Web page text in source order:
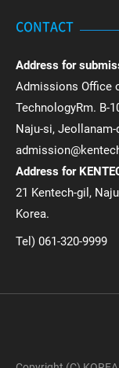
CONTACT
Address for
Admissions Office
TechnologyRm. B-
Naju-si,
Address for
21 Kentech-gil,
Korea.
Tel) 061-320-9999